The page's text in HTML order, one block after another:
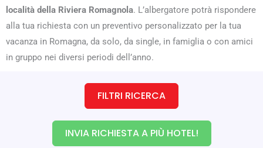
località della Riviera Romagnola. L’albergatore potrà rispondere
alla tua richiesta con un preventivo personalizzato per la tua
vacanza in Romagna, da solo, da single, in famiglia o con amici
in gruppo nei diversi periodi dell’anno.
FILTRI RICERCA
INVIA RICHIESTA A PIÙ HOTEL!